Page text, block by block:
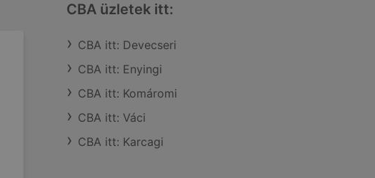
CBA üzletek itt:
CBA itt: Devecseri
CBA itt: Enyingi
CBA itt: Komáromi
CBA itt: Váci
CBA itt: Karcagi